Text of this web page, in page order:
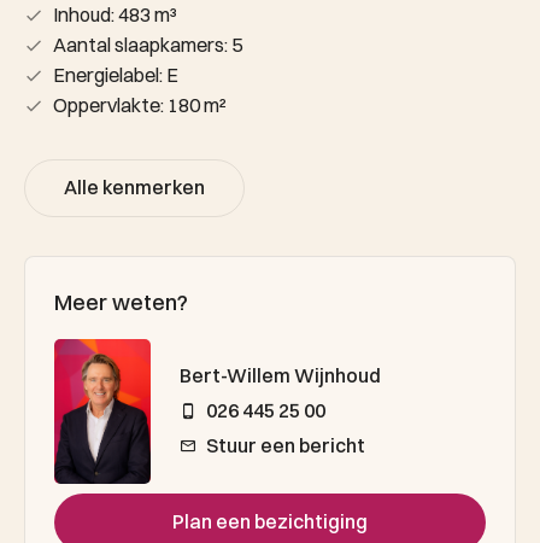
Inhoud: 483 m³
Aantal slaapkamers: 5
Energielabel: E
Oppervlakte: 180 m²
Alle kenmerken
Meer weten?
Bert-Willem Wijnhoud
026 445 25 00
Stuur een bericht
Plan een bezichtiging